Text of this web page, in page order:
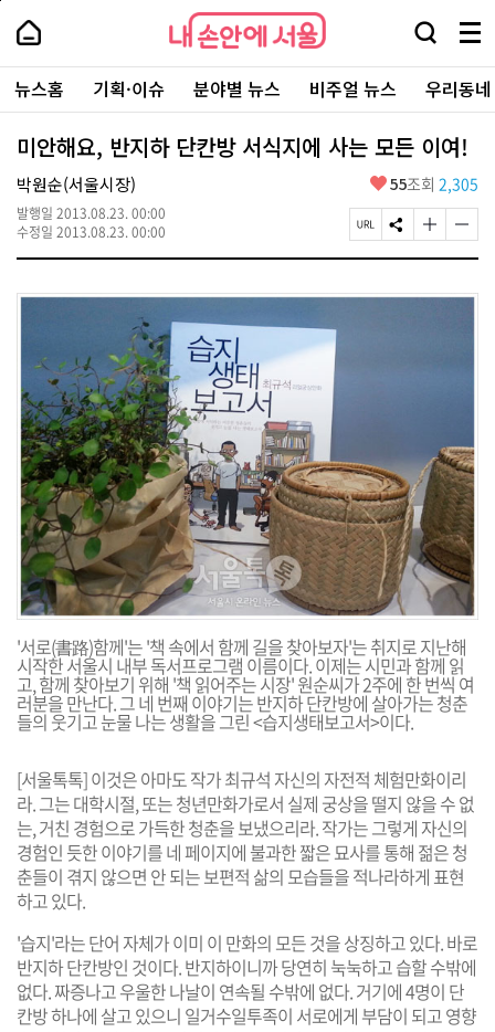
본
로
가
내
손
안
에
서
울
-
서
울
시
대
표
소
포
내
손
에
울
검
창
열
기
메
뉴
전
체
보
주
요
서
뉴스홈 기획·이슈 분야별 뉴스 비주얼 뉴스 우리동
미안해요, 반지하 단칸방 서식지에 사는 모든 이여!
박원순(서울시장)
발행일 2013.08.23. 00:00
수정일 2013.08.23. 00:00
좋
요
55조회 2,305
페
이
U
R
S
N
공
유
글
자
기
크
글
자
기
작
'서로(書路)함께'는 '책 속에서 함께 길을 찾아보자'는 취지로 지난해
시작한 서울시 내부 독서프로그램 이름이다. 이제는 시민과 함께 읽
고, 함께 찾아보기 위해 '책 읽어주는 시장' 원순씨가 2주에 한 번씩 여
러분을 만난다. 그 네 번째 이야기는 반지하 단칸방에 살아가는 청춘
들의 웃기고 눈물 나는 생활을 그린 <습지생태보고서>이다.
[서울톡톡] 이것은 아마도 작가 최규석 자신의 자전적 체험만화이리
라. 그는 대학시절, 또는 청년만화가로서 실제 궁상을 떨지 않을 수 없
는, 거친 경험으로 가득한 청춘을 보냈으리라. 작가는 그렇게 자신의
경험인 듯한 이야기를 네 페이지에 불과한 짧은 묘사를 통해 젊은 청
춘들이 겪지 않으면 안 되는 보편적 삶의 모습들을 적나라하게 표현
하고 있다.
'습지'라는 단어 자체가 이미 이 만화의 모든 것을 상징하고 있다. 바로
반지하 단칸방인 것이다. 반지하이니까 당연히 눅눅하고 습할 수밖에
없다. 짜증나고 우울한 나날이 연속될 수밖에 없다. 거기에 4명이 단
칸방 하나에 살고 있으니 일거수일투족이 서로에게 부담이 되고 영향
페
상
단
로